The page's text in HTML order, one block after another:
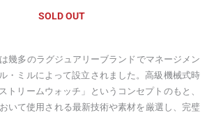
SOLD OUT
は幾多のラグジュアリーブランドでマネージメン
・ミルによって設立されました。高級機械式時
トリームウォッチ」というコンセプトのもと、
いて使用される最新技術や素材を厳選し、完璧